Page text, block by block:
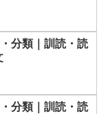
分類｜訓読・読
分類｜訓読・読